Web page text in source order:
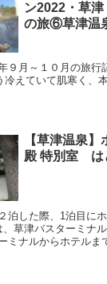
ン2022・草津
の旅⑥草津温
９月～１０月の旅
冷えていて肌寒く、
【草津温泉
殿 特別室 は
泊した際、1泊目に
、草津バスターミナ
ミナルからホテルま